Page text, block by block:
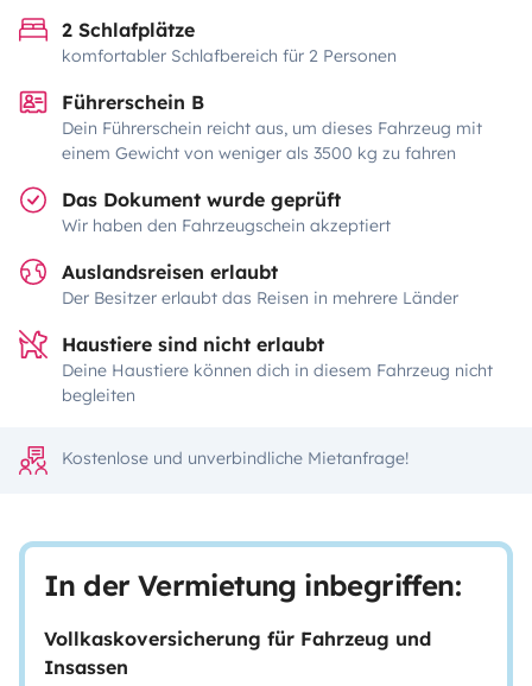
2 Schlafplätze
komfortabler Schlafbereich für 2 Personen
Führerschein B
Dein Führerschein reicht aus, um dieses Fahrzeug mit
einem Gewicht von weniger als 3500 kg zu fahren
Das Dokument wurde geprüft
Wir haben den Fahrzeugschein akzeptiert
Auslandsreisen erlaubt
Der Besitzer erlaubt das Reisen in mehrere Länder
Haustiere sind nicht erlaubt
Deine Haustiere können dich in diesem Fahrzeug nicht
begleiten
Kostenlose und unverbindliche Mietanfrage!
In der Vermietung inbegriffen:
Vollkaskoversicherung für Fahrzeug und
Insassen